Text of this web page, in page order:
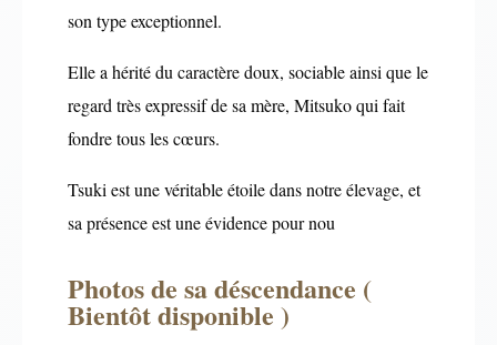
son type exceptionnel.
Elle a hérité du caractère doux, sociable ainsi que le
regard très expressif de sa mère, Mitsuko qui fait
fondre tous les cœurs.
Tsuki est une véritable étoile dans notre élevage, et
sa présence est une évidence pour nou
Photos de sa déscendance (
Bientôt disponible )